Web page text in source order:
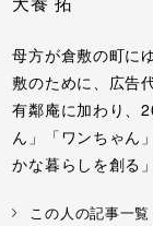
母方が倉敷の町に
敷のために、広告
有鄰庵に加わり、
ん」「ワンちゃん
かな暮らしを創る
この人の記事一覧